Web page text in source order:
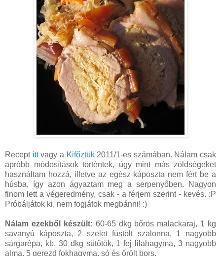
Recept ittvagy a Kifőztük2011/1-es számában. Nálam csak
apróbb módosítások történtek, úgy mint más zöldségeket
használtam hozzá, illetve az egész káposzta nem fért be a
húsba, így azon ágyaztam meg a serpenyőben. Nagyon
finom lett a végeredmény, csak - a férjem szerint - kevés. :P
Próbáljátok ki, nem fogjátok megbánni! :)
Nálam ezekből készült: 60-65 dkg bőrös malackaraj, 1 kg
savanyú káposzta, 2 szelet füstölt szalonna, 1 nagyobb
sárgarépa, kb. 30 dkg sütőtök, 1 fej lilahagyma, 3 nagyobb
alma, 5 gerezd fokhagyma, só és őrölt bors.